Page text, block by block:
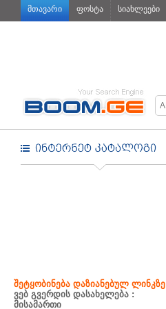
მთავარი ფოსტა სიახლეები
შეტყობინება დაზიანებულ ლინკზე
ვებ გვერდის დასახელება :
მისამართი